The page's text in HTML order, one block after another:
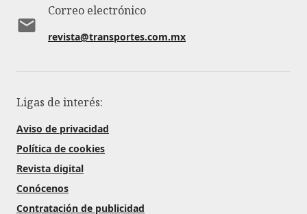
Correo electrónico
revista@transportes.com.mx
Ligas de interés:
Aviso de privacidad
Política de cookies
Revista digital
Conócenos
Contratación de publicidad